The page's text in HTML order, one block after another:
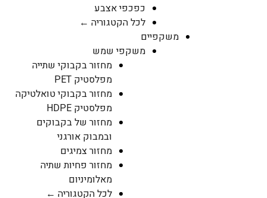
כפכפי אצבע
לכל הקטגוריה ←
משקפיים
משקפי שמש
מחזור בקבוקי שתייה
מפלסטיק PET
מחזור בקבוקי טואלטיקה
מפלסטיק HDPE
מחזור של בקבוקים
ובמבוק אורגני
מחזור צמיגים
מחזור פחיות שתיה
מאלומיניום
לכל הקטגוריה ←